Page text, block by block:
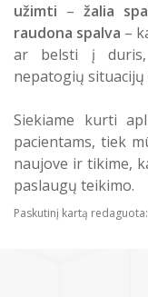
užimti – žalia
raudona spalva –
ar belsti į duris,
nepatogių
Siekiame kurti
pacientams, tiek
naujove ir tikime,
paslaugų teikimo.
Paskutinį kartą